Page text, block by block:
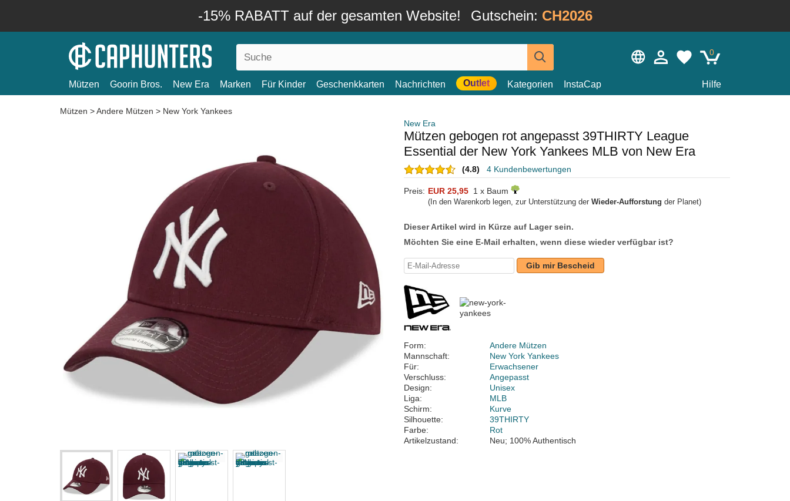
-15% RABATT auf der gesamten Website! Gutschein: CH2026
0
Mützen Goorin Bros. New Era Marken Für Kinder Geschenkkarten Nachrichten Outlet Kategorien InstaCap Hilfe
Mützen >Andere Mützen > New York Yankees
New Era
Mützen gebogen rot angepasst 39THIRTY League
Essential der New York Yankees MLB von New Era
(4.8) 4 Kundenbewertungen
Preis: EUR 25,95 1 x Baum
(In den Warenkorb legen, zur Unterstützung der Wieder-Aufforstung der Planet)
Dieser Artikel wird in Kürze auf Lager sein.
Möchten Sie eine E-Mail erhalten, wenn diese wieder verfügbar ist?
Gib mir Bescheid
Form:
Andere Mützen
Mannschaft:
New York Yankees
Für:
Erwachsener
Verschluss:
Angepasst
Design:
Unisex
Liga:
MLB
Schirm:
Kurve
Silhouette:
39THIRTY
Farbe:
Rot
Artikelzustand:
Neu; 100% Authentisch